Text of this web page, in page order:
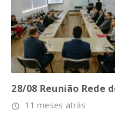
28/08 Reunião Rede
access_time 11 meses atrás